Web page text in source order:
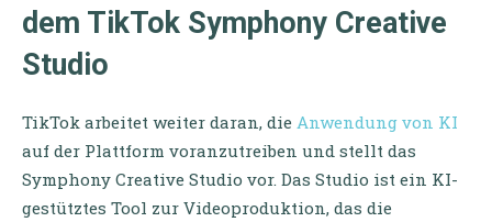
dem TikTok Symphony Creative
Studio
TikTok arbeitet weiter daran, die Anwendung von KI
auf der Plattform voranzutreiben und stellt das
Symphony Creative Studio vor. Das Studio ist ein KI-
gestütztes Tool zur Videoproduktion, das die